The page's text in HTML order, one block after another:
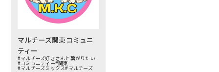
マルチーズ関東コミュニ
ティー
#マルチーズ好きさんと繋がりたい
#コミュニティー#関東
#マルチーズミックス#マルチーズ